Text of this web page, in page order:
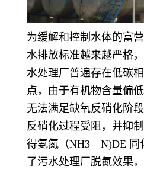
为缓解和控制水体的富
水排放标准越来越严格
水处理厂普遍存在低碳
点，由于有机物含量偏
无法满足缺氧反硝化阶
反硝化过程受阻，并抑
得氨氮（NH3—N)DE 同
了污水处理厂脱氮效果